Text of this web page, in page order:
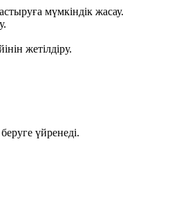
мүмкіндік жасау.
жетілдіру.
үйренеді.